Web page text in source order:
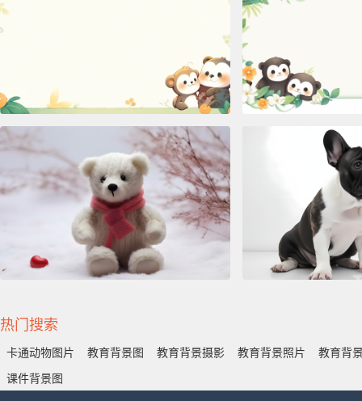
热门搜索
卡通动物图片 教育背景图 教育背景摄影 教育背景照片
教育背
课件背景图